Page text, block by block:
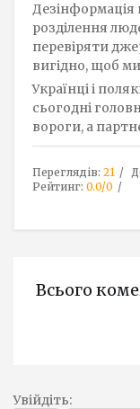
Дезінформація
розділення
перевіряти
вигідно, щоб
Українці і
сьогодні
вороги, а
Переглядів: 21
Рейтинг: 0.0/0
Всього
Увійдіть: